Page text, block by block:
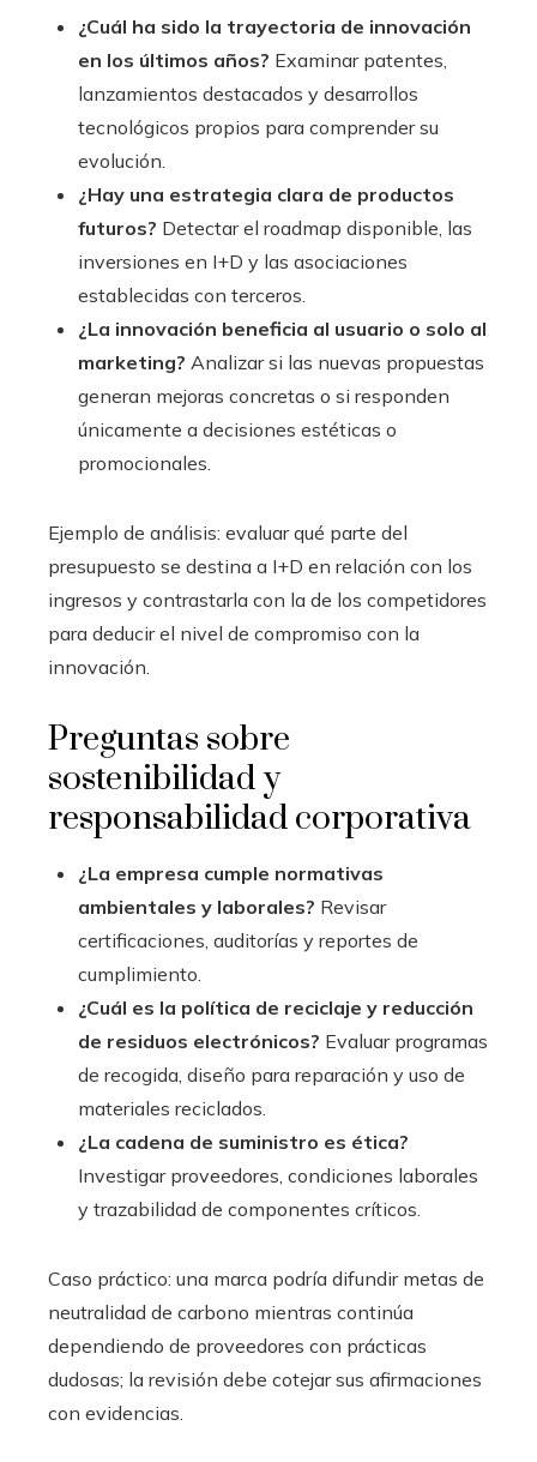
¿Cuál ha sido la trayectoria de innovación
en los últimos años? Examinar patentes,
lanzamientos destacados y desarrollos
tecnológicos propios para comprender su
evolución.
¿Hay una estrategia clara de productos
futuros? Detectar el roadmap disponible, las
inversiones en I+D y las asociaciones
establecidas con terceros.
¿La innovación beneficia al usuario o solo al
marketing? Analizar si las nuevas propuestas
generan mejoras concretas o si responden
únicamente a decisiones estéticas o
promocionales.
Ejemplo de análisis: evaluar qué parte del
presupuesto se destina a I+D en relación con los
ingresos y contrastarla con la de los competidores
para deducir el nivel de compromiso con la
innovación.
Preguntas sobre
sostenibilidad y
responsabilidad corporativa
¿La empresa cumple normativas
ambientales y laborales? Revisar
certificaciones, auditorías y reportes de
cumplimiento.
¿Cuál es la política de reciclaje y reducción
de residuos electrónicos? Evaluar programas
de recogida, diseño para reparación y uso de
materiales reciclados.
¿La cadena de suministro es ética?
Investigar proveedores, condiciones laborales
y trazabilidad de componentes críticos.
Caso práctico: una marca podría difundir metas de
neutralidad de carbono mientras continúa
dependiendo de proveedores con prácticas
dudosas; la revisión debe cotejar sus afirmaciones
con evidencias.